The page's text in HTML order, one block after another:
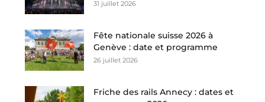
31 juillet 2026
Fête nationale suisse 2026 à
Genève : date et programme
26 juillet 2026
Friche des rails Annecy : dates et